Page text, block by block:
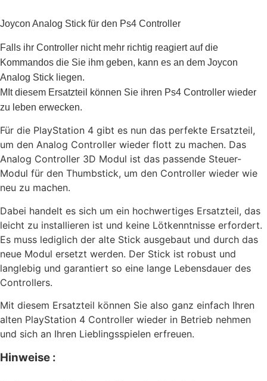
Joycon Analog Stick für den Ps4 Controller
Falls ihr Controller nicht mehr richtig reagiert auf die
Kommandos die Sie ihm geben, kann es an dem Joycon
Analog Stick liegen.
MIt diesem Ersatzteil können Sie ihren Ps4 Controller wieder
zu leben erwecken.
Für die PlayStation 4 gibt es nun das perfekte Ersatzteil,
um den Analog Controller wieder flott zu machen. Das
Analog Controller 3D Modul ist das passende Steuer-
Modul für den Thumbstick, um den Controller wieder wie
neu zu machen.
Dabei handelt es sich um ein hochwertiges Ersatzteil, das
leicht zu installieren ist und keine Lötkenntnisse erfordert.
Es muss lediglich der alte Stick ausgebaut und durch das
neue Modul ersetzt werden. Der Stick ist robust und
langlebig und garantiert so eine lange Lebensdauer des
Controllers.
Mit diesem Ersatzteil können Sie also ganz einfach Ihren
alten PlayStation 4 Controller wieder in Betrieb nehmen
und sich an Ihren Lieblingsspielen erfreuen.
Hinweise :